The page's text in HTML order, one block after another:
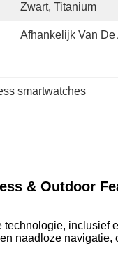
Zwart, Titanium
Afhankelijk Van
smartwatches
& Outdoor
inclusief
naadloze navigatie,